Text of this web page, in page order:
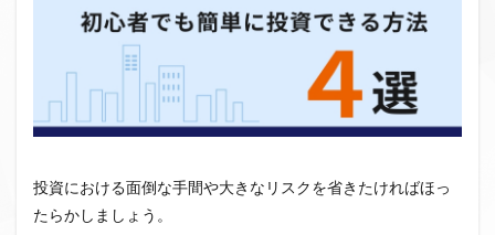
投資における面倒な手間や大きなリスクを省きたければほっ
たらかしましょう。
クラウドファンディング事業
クラウドファンディング新規参入
小規模不動産特定共同事業 事業者一覧
市場規模
不動産クラウドファンディング
株式投資型クラウドファンディング